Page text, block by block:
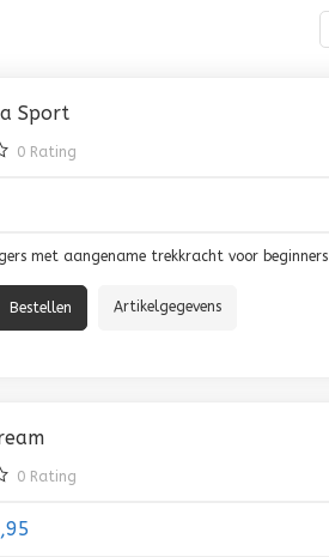
Sport
0 Rating
met aangename trekkracht voor beginners
Artikelgegevens
0 Rating